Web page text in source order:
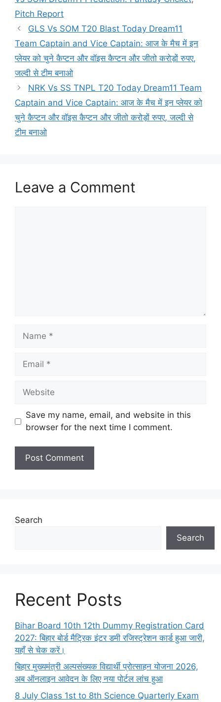
Pitch Report
GLS Vs SOM T20 Blast Today Dream11
Team Captain and Vice Captain: आज के मैच में इन
प्लेयर को चुने कैप्टन और वॉइस कैप्टन और जीतो करोड़ों रुपए,
जल्दी से टीम बनाओ
NRK Vs SS TNPL T20 Today Dream11 Team
Captain and Vice Captain: आज के मैच में इन प्लेयर को
चुने कैप्टन और वॉइस कैप्टन और जीतो करोड़ों रुपए, जल्दी से
टीम बनाओ
Leave a Comment
Name
Email
Website
Save my name, email, and website in this
browser for the next time I comment.
Search
Search
Recent Posts
Bihar Board 10th 12th Dummy Registration Card
2027: बिहार बोर्ड मैट्रिक इंटर डमी रजिस्ट्रेशन कार्ड हुआ जारी,
यहाँ से चेक करें।
बिहार मुख्यमंत्री अल्पसंख्यक विद्यार्थी प्रोत्साहन योजना 2026,
अब ऑनलाइन आवेदन के लिए नया पोर्टल लांच हुआ
8 July Class 1st to 8th Science Quarterly Exam